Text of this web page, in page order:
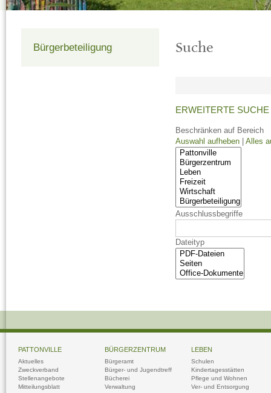
Bürgerbeteiligung Suche
ERWEITERTE SUCHE
Beschränken auf Bereich
Auswahl aufheben
Alles
Ausschlussbegriffe
Dateityp
PATTONVILLE
Aktuelles
Zweckverband
Stellenangebote
Mitteilungsblatt
BÜRGERZENTRUM
Bürgeramt
Bürger- und Jugendtreff
Bücherei
Verwaltung
LEBEN
Schulen
Kindertagesstätten
Pflege und Wohnen
Ver- und Entsorgung